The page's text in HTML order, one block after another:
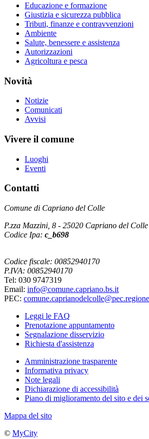
Educazione e formazione
Giustizia e sicurezza pubblica
Tributi, finanze e contravvenzioni
Ambiente
Salute, benessere e assistenza
Autorizzazioni
Agricoltura e pesca
Novità
Notizie
Comunicati
Avvisi
Vivere il comune
Luoghi
Eventi
Contatti
Comune di Capriano del Colle
P.zza Mazzini, 8 - 25020 Capriano del
Codice Ipa: c_b698
Codice fiscale: 00852940170
P.IVA: 00852940170
Tel: 030 9747319
Email: info@comune.capriano.bs.it
PEC:
Leggi le FAQ
Prenotazione appuntamento
Segnalazione disservizio
Richiesta d'assistenza
Amministrazione trasparente
Informativa privacy
Note legali
Dichiarazione di accessibilità
Piano di miglioramento del sito e dei
Mappa del sito
© MyCity